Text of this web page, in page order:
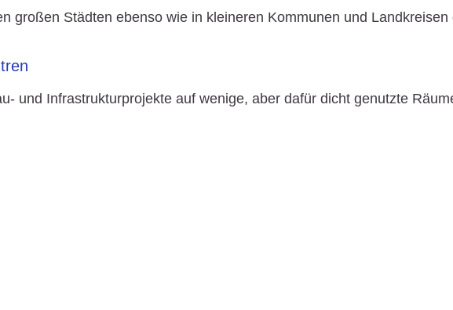
großen Städten ebenso wie in kleineren Kommunen und
und Infrastrukturprojekte auf wenige, aber dafür dicht genutzte